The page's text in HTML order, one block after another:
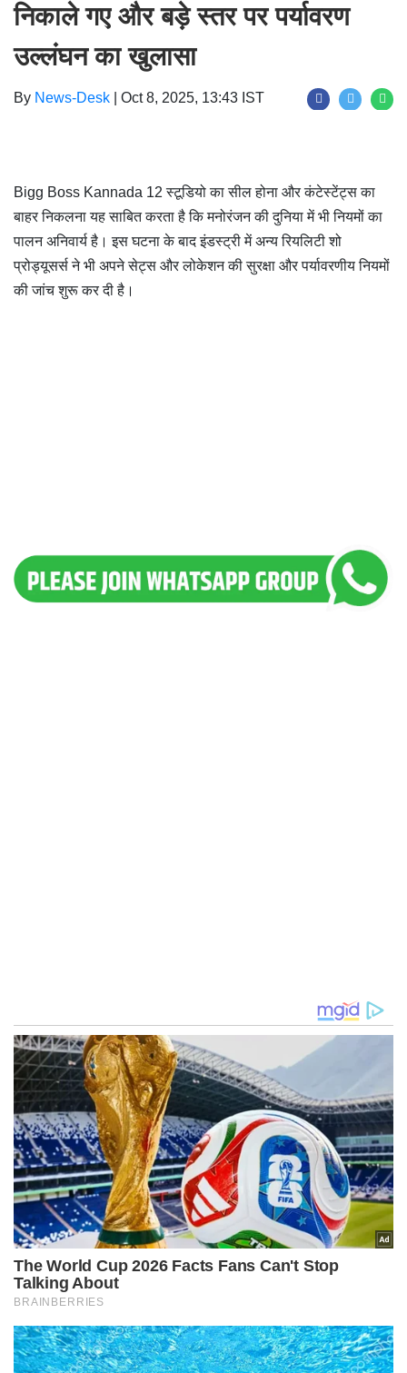
निकाले गए और बड़े स्तर पर पर्यावरण
उल्लंघन का खुलासा
By News-Desk Oct 8, 2025, 13:43 IST
Bigg Boss Kannada 12 स्टूडियो का सील होना और कंटेस्टेंट्स का
बाहर निकलना यह साबित करता है कि मनोरंजन की दुनिया में भी नियमों का
पालन अनिवार्य है। इस घटना के बाद इंडस्ट्री में अन्य रियलिटी शो
प्रोड्यूसर्स ने भी अपने सेट्स और लोकेशन की सुरक्षा और पर्यावरणीय नियमों
की जांच शुरू कर दी है।